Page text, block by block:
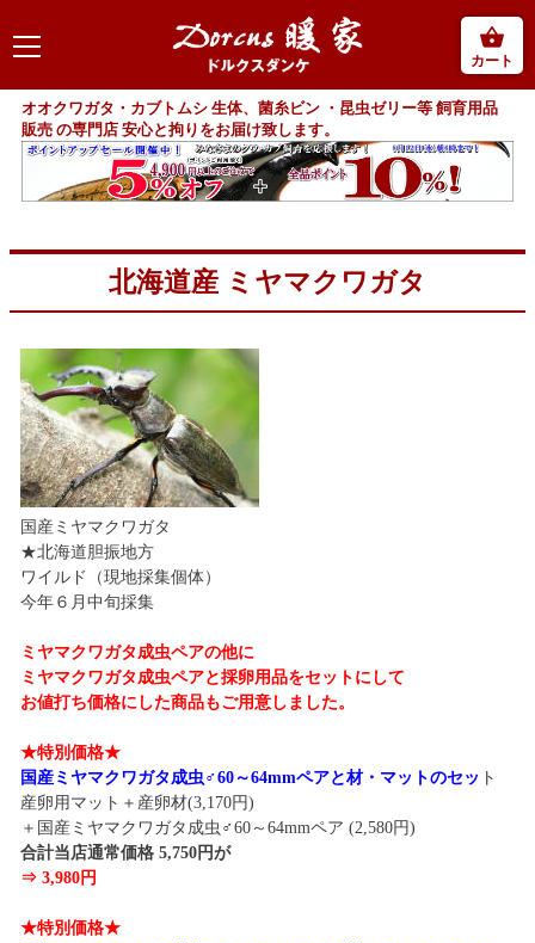
カート
オオクワガタ・カブトムシ 生体、菌糸ビン ・昆虫ゼリー等 飼育用品
販売 の専門店 安心と拘りをお届け致します。
北海道産 ミヤマクワガタ
国産ミヤマクワガタ
★北海道胆振地方
ワイルド（現地採集個体）
今年６月中旬採集
ミヤマクワガタ成虫ペアの他に
ミヤマクワガタ成虫ペアと採卵用品をセットにして
お値打ち価格にした商品もご用意しました。
★特別価格★
国産ミヤマクワガタ成虫♂60～64mmペアと材・マットのセッ ト
産卵用マット＋産卵材(3,170円)
＋国産ミヤマクワガタ成虫♂60～64mmペア (2,580円)
合計当店通常価格 5,750円が
⇒ 3,980円
★特別価格★